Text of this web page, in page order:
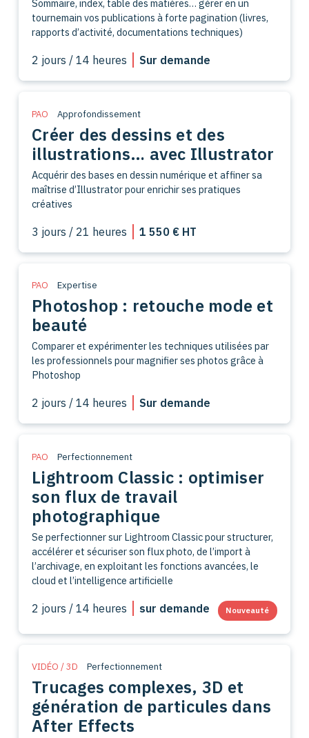
Sommaire, index, table des matières… gérer en un
tournemain vos publications à forte pagination (livres,
rapports d’activité, documentations techniques)
2 jours / 14 heures Sur demande
PAO Approfondissement
Créer des dessins et des
illustrations… avec Illustrator
Acquérir des bases en dessin numérique et affiner sa
maîtrise d’Illustrator pour enrichir ses pratiques
créatives
3 jours / 21 heures 1 550 € HT
PAO Expertise
Photoshop : retouche mode et
beauté
Comparer et expérimenter les techniques utilisées par
les professionnels pour magnifier ses photos grâce à
Photoshop
2 jours / 14 heures Sur demande
PAO Perfectionnement
Lightroom Classic : optimiser
son flux de travail
photographique
Se perfectionner sur Lightroom Classic pour structurer,
accélérer et sécuriser son flux photo, de l’import à
l’archivage, en exploitant les fonctions avancées, le
cloud et l’intelligence artificielle
2 jours / 14 heures sur demande Nouveauté
VIDÉO / 3D Perfectionnement
Trucages complexes, 3D et
génération de particules dans
After Effects